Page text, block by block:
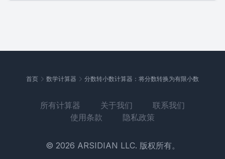
首页 数学计算器 分数转小数计算器：将分数转换为有限小数
所有计算器 关于我们
联系我们
使用条款
隐私政策
© 2026 ARSIDIAN LLC. 版权所有。